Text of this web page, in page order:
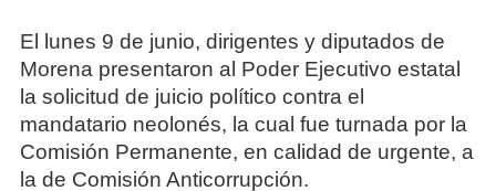
El lunes 9 de junio, dirigentes y diputados de
Morena presentaron al Poder Ejecutivo estatal
la solicitud de juicio político contra el
mandatario neolonés, la cual fue turnada por la
Comisión Permanente, en calidad de urgente, a
la de Comisión Anticorrupción.